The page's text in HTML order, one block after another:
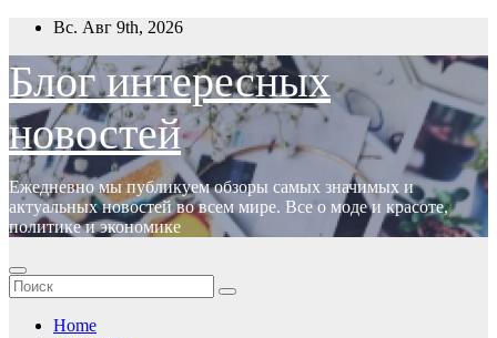
Перейти
содержимому
Вс. Авг 9th, 2026
Блог интересных
новостей
Ежедневно мы публикуем обзоры самых значимых и
актуальных новостей во всем мире. Все о моде и красоте,
политике и экономике
Home